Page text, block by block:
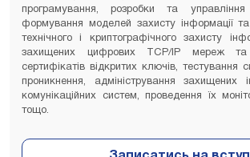
програмування, розробки та
формування моделей захисту інформації та
технічного і криптографічного захисту
захищених цифрових TCP/IP мереж та
сертифікатів відкритих ключів, тестування
проникнення, адміністрування захищених
комунікаційних систем, проведення їх
тощо.